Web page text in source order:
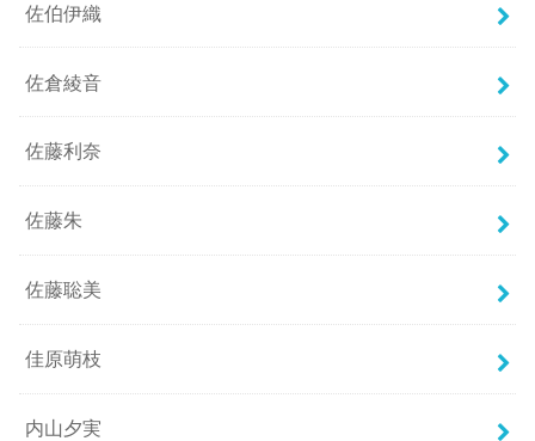
佐伯伊織
佐倉綾音
佐藤利奈
佐藤朱
佐藤聡美
佳原萌枝
内山夕実